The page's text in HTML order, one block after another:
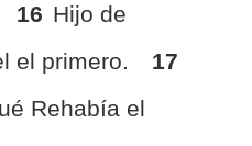
16 Hijo de
el primero.
17
Rehabía el